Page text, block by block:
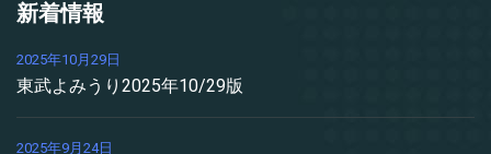
新着情報
2025年10月29日
東武よみうり2025年10/29版
2025年9月24日